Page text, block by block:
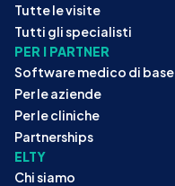
Tutte le visite
Tutti gli specialisti
PER I PARTNER
Software medico di base
Per le aziende
Per le cliniche
Partnerships
ELTY
Chi siamo